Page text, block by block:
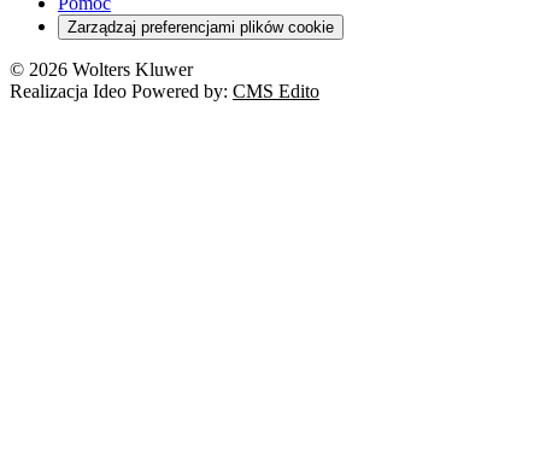
Zarządzaj preferencjami plików cookie
© 2026 Wolters Kluwer
Realizacja Ideo Powered by: CMS Edito